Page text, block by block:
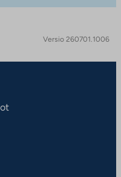
Versio 260701.1006